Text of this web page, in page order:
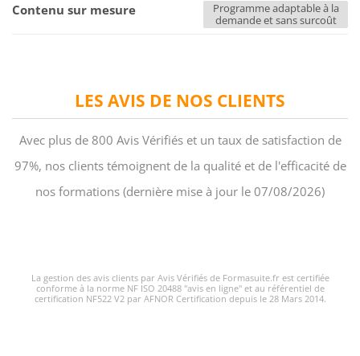
LES AVIS DE NOS CLIENTS
Avec plus de 800 Avis Vérifiés et un taux de satisfaction de
97%, nos clients témoignent de la qualité et de l'efficacité de
nos formations (dernière mise à jour le 07/08/2026)
La gestion des avis clients par Avis Vérifiés de Formasuite.fr est certifiée
conforme à la norme NF ISO 20488 "avis en ligne" et au référentiel de
certification NF522 V2 par AFNOR Certification depuis le 28 Mars 2014.
Contenu sur mesure
Programme adaptable à la
demande et sans surcoût